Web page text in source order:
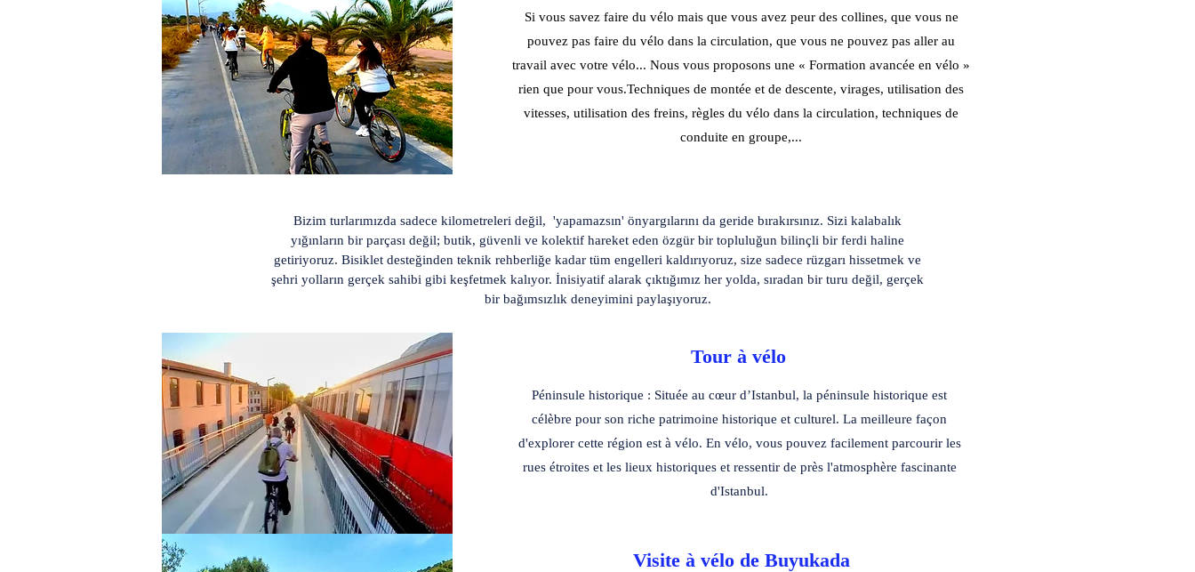
Si vous savez faire du vélo mais que vous avez peur des collines, que vous ne
pouvez pas faire du vélo dans la circulation, que vous ne pouvez pas aller au
travail avec votre vélo... Nous vous proposons une « Formation avancée en vélo »
rien que pour vous.Techniques de montée et de descente, virages, utilisation des
vitesses, utilisation des freins, règles du vélo dans la circulation, techniques de
conduite en groupe,...
Bizim turlarımızda sadece kilometreleri değil, 'yapamazsın' önyargılarını da geride bırakırsınız. Sizi kalabalık
yığınların bir parçası değil; butik, güvenli ve kolektif hareket eden özgür bir topluluğun bilinçli bir ferdi haline
getiriyoruz. Bisiklet desteğinden teknik rehberliğe kadar tüm engelleri kaldırıyoruz, size sadece rüzgarı hissetmek ve
şehri yolların gerçek sahibi gibi keşfetmek kalıyor. İnisiyatif alarak çıktığımız her yolda, sıradan bir turu değil, gerçek
bir bağımsızlık deneyimini paylaşıyoruz.
Tour à vélo
Péninsule historique : Située au cœur d’Istanbul, la péninsule historique est
célèbre pour son riche patrimoine historique et culturel. La meilleure façon
d'explorer cette région est à vélo. En vélo, vous pouvez facilement parcourir les
rues étroites et les lieux historiques et ressentir de près l'atmosphère fascinante
d'Istanbul.
Visite à vélo de Buyukada